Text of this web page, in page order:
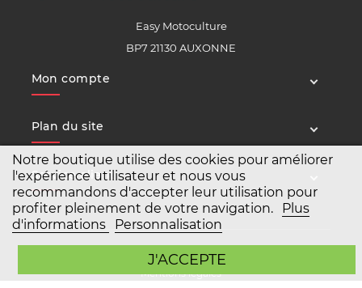
Notre boutique utilise des cookies pour améliorer
l'expérience utilisateur et nous vous
recommandons d'accepter leur utilisation pour
profiter pleinement de votre navigation.
Plus
d'informations
Personnalisation
J'ACCEPTE
Easy Motoculture
BP7 21130 AUXONNE
Mon compte
Plan du site
Service client
Copyright Easy Motoculture 2026
Mentions légales